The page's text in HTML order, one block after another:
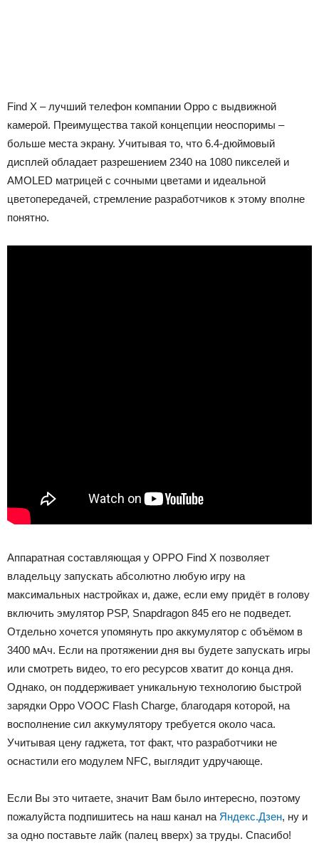
Find X – лучший телефон компании Oppo с выдвижной
камерой. Преимущества такой концепции неоспоримы –
больше места экрану. Учитывая то, что 6.4-дюймовый
дисплей обладает разрешением 2340 на 1080 пикселей и
AMOLED матрицей с сочными цветами и идеальной
цветопередачей, стремление разработчиков к этому вполне
понятно.
Аппаратная составляющая у OPPO Find X позволяет
владельцу запускать абсолютно любую игру на
максимальных настройках и, даже, если ему придёт в голову
включить эмулятор PSP, Snapdragon 845 его не подведет.
Отдельно хочется упомянуть про аккумулятор с объёмом в
3400 мАч. Если на протяжении дня вы будете запускать игры
или смотреть видео, то его ресурсов хватит до конца дня.
Однако, он поддерживает уникальную технологию быстрой
зарядки Oppo VOOC Flash Charge, благодаря которой, на
восполнение сил аккумулятору требуется около часа.
Учитывая цену гаджета, тот факт, что разработчики не
оснастили его модулем NFC, выглядит удручающе.
Если Вы это читаете, значит Вам было интересно, поэтому
пожалуйста подпишитесь на наш канал на Яндекс.Дзен, ну и
за одно поставьте лайк (палец вверх) за труды. Спасибо!